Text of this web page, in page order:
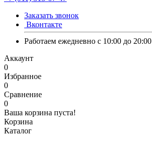
Заказать звонок
Вконтакте
Работаем ежедневно с 10:00 до 20:00
Аккаунт
0
Избранное
0
Сравнение
0
Ваша корзина пуста!
Корзина
Каталог